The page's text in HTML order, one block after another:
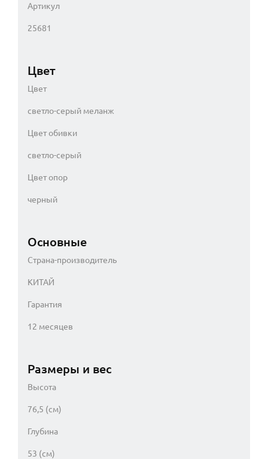
Артикул
25681
Цвет
Цвет
светло-серый меланж
Цвет обивки
светло-серый
Цвет опор
черный
Основные
Страна-производитель
КИТАЙ
Гарантия
12 месяцев
Размеры и вес
Высота
76,5 (см)
Глубина
53 (см)